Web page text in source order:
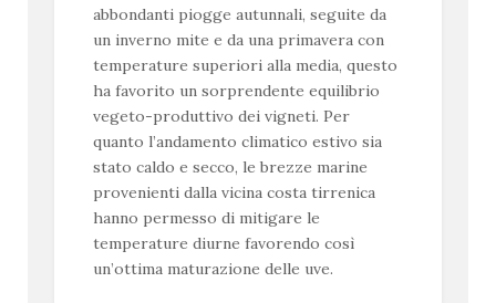
abbondanti piogge autunnali, seguite da
un inverno mite e da una primavera con
temperature superiori alla media, questo
ha favorito un sorprendente equilibrio
vegeto-produttivo dei vigneti. Per
quanto l’andamento climatico estivo sia
stato caldo e secco, le brezze marine
provenienti dalla vicina costa tirrenica
hanno permesso di mitigare le
temperature diurne favorendo così
un’ottima maturazione delle uve.